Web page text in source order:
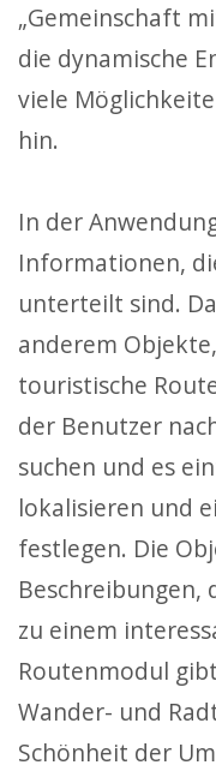
„Gemeinschaft
die dynamische
viele
hin.
In der
Informationen,
unterteilt sind.
anderem
touristische
der Benutzer
suchen und es
lokalisieren und
festlegen. Die
Beschreibungen,
zu einem
Routenmodul
Wander- und
Schönheit der